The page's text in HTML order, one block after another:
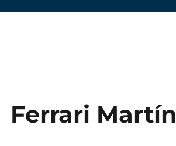
Ferrari Martín